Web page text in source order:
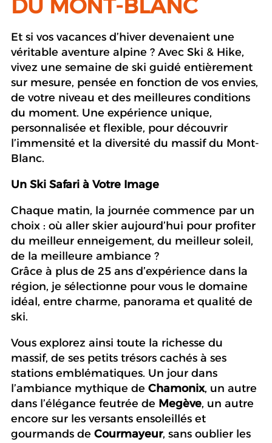
DU MONT-BLANC
Et si vos vacances d’hiver devenaient une
véritable aventure alpine ? Avec Ski & Hike,
vivez une semaine de ski guidé entièrement
sur mesure, pensée en fonction de vos envies,
de votre niveau et des meilleures conditions
du moment. Une expérience unique,
personnalisée et flexible, pour découvrir
l’immensité et la diversité du massif du Mont-
Blanc.
Un Ski Safari à Votre Image
Chaque matin, la journée commence par un
choix : où aller skier aujourd’hui pour profiter
du meilleur enneigement, du meilleur soleil,
de la meilleure ambiance ?
Grâce à plus de 25 ans d’expérience dans la
région, je sélectionne pour vous le domaine
idéal, entre charme, panorama et qualité de
ski.
Vous explorez ainsi toute la richesse du
massif, de ses petits trésors cachés à ses
stations emblématiques. Un jour dans
l’ambiance mythique de Chamonix, un autre
dans l’élégance feutrée de Megève, un autre
encore sur les versants ensoleillés et
gourmands de Courmayeur, sans oublier les